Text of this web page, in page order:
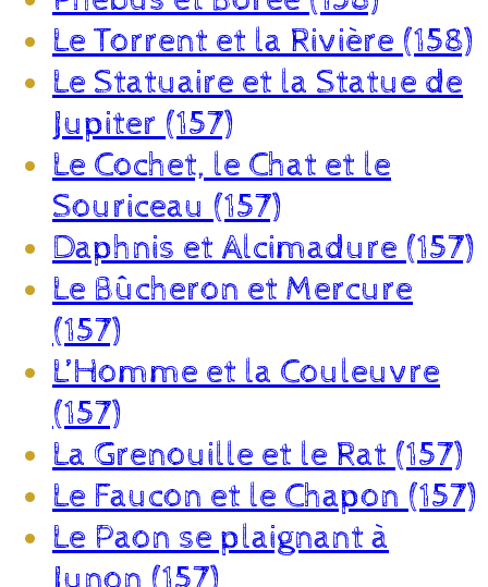
Le Torrent et la Rivière (158)
Le Statuaire et la Statue de
Jupiter (157)
Le Cochet, le Chat et le
Souriceau (157)
Daphnis et Alcimadure (157)
Le Bûcheron et Mercure
(157)
L’Homme et la Couleuvre
(157)
La Grenouille et le Rat (157)
Le Faucon et le Chapon (157)
Le Paon se plaignant à